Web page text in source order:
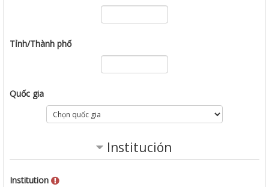
Tỉnh/Thành phố
Quốc gia
Institución
Institution